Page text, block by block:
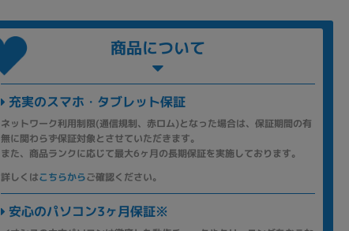
商品について
充実のスマホ・タブレット保証
ネットワーク利用制限(通信規制、赤ロム)となった場合は、保証期間の有
無に関わらず保証対象とさせていただきます。
また、商品ランクに応じて最大6ヶ月の長期保証を実施しております。
詳しくはこちらからご確認ください。
安心のパソコン3ヶ月保証※